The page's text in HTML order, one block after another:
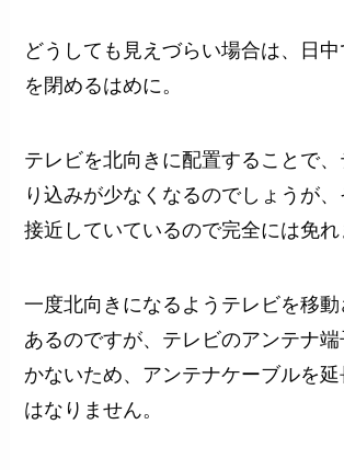
どうしても見えづらい場合は、日
を閉めるはめに。
テレビを北向きに配置することで
り込みが少なくなるのでしょうが
接近していているので完全には免
一度北向きになるようテレビを移
あるのですが、テレビのアンテナ端
かないため、アンテナケーブルを
はなりません。